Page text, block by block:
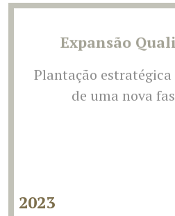
Expansão
Plantação
de uma nova
2023